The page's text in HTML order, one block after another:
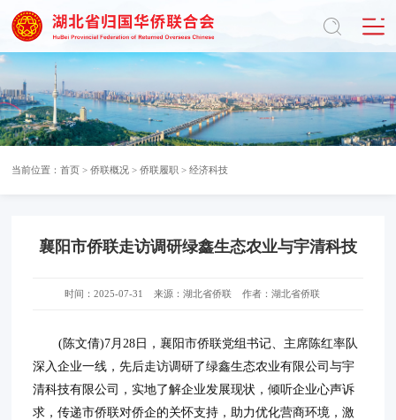
当前位置：首页 >侨联概况 >侨联履职 >经济科技
襄阳市侨联走访调研绿鑫生态农业与宇清科技
时间：2025-07-31 来源：湖北省侨联 作者：湖北省侨联
(陈文倩)7月28日，襄阳市侨联党组书记、主席陈红率队
深入企业一线，先后走访调研了绿鑫生态农业有限公司与宇
清科技有限公司，实地了解企业发展现状，倾听企业心声诉
求，传递市侨联对侨企的关怀支持，助力优化营商环境，激